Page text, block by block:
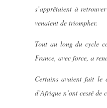
s’apprêtaient à
venaient de triompher.
Tout au long du cycle
France, avec force, a
Certains avaient fait le
d’Afrique n’ont cessé